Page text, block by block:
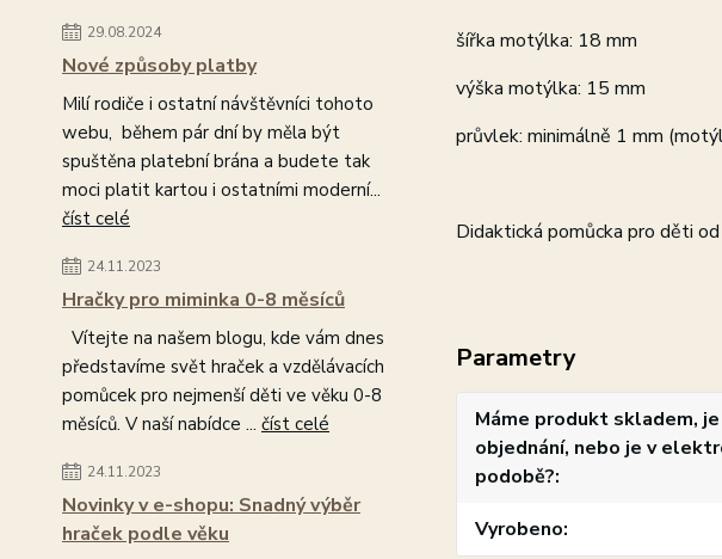
29.08.2024
Nové způsoby platby
Milí rodiče i ostatní návštěvníci tohoto
webu, během pár dní by měla být
spuštěna platební brána a budete tak
moci platit kartou i ostatními moderní...
číst celé
24.11.2023
Hračky pro miminka 0-8 měsíců
Vítejte na našem blogu, kde vám dnes
představíme svět hraček a vzdělávacích
pomůcek pro nejmenší děti ve věku 0-8
měsíců. V naší nabídce ... číst celé
24.11.2023
Novinky v e-shopu: Snadný výběr
hraček podle věku
šířka motýlka: 18 mm
výška motýlka: 15 mm
průvlek: minimálně 1 mm
Didaktická pomůcka pro děti
Parametry
Máme produkt skladem, je
objednání, nebo je v
podobě?
Vyrobeno